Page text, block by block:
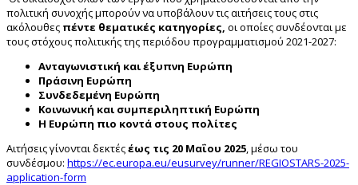
πολιτική συνοχής μπορούν να υποβάλουν τις αιτήσεις τους στις
ακόλουθες πέντε θεματικές κατηγορίες, οι οποίες συνδέονται με
τους στόχους πολιτικής της περιόδου προγραμματισμού 2021-2027:
Ανταγωνιστική και έξυπνη Ευρώπη
Πράσινη Ευρώπη
Συνδεδεμένη Ευρώπη
Κοινωνική και συμπεριληπτική Ευρώπη
Η Ευρώπη πιο κοντά στους πολίτες
Αιτήσεις γίνονται δεκτέςέως τις 20 Μαΐου 2025, μέσω του
συνδέσμου: https://ec.europa.eu/eusurvey/runner/REGIOSTARS-2025-
application-form